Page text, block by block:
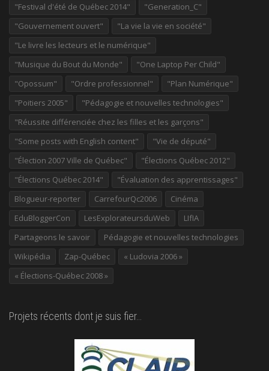
"Festival d'été de Québec 2014"
"Generation_C"
"Gouvernement ouvert"
"La vie la vie en société"
"Le livre les lecteurs et le numérique"
"Musique du Bout du Monde"
"One Laptop Per Child"
"Opossum"
"Ordre professionnel"
"Plan Numérique"
"Poitiers 2005"
"Pédagogie et nouvelles technologies"
"Réussite différenciée chez les filles et les garçons"
"Some posts with English content"
"Vie de député"
"Élection 2007 Ville de Québec"
"Élections Québec 2012"
"Élections Québec 2014"
"Évaluation des apprentissages"
Blogueur-reporter
CarrefourQc2006
Cinéma
EduBloggerCon
LesExplorateursduWeb
LIfIA
Partageons le savoir
Pédagogie et nouvelles technologies
Wikipédia
Zap-Québec
« Ludovia 2006 »
« Élections-Québec 2008 »
Projets récents dont je suis fier…